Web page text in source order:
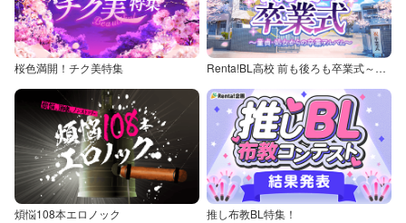
桜色満開！チク美特集 Renta!BL高校 前も後ろも卒業式～童貞・処女からの卒業アルバム～
煩悩108本エロノック 推し布教BL特集！